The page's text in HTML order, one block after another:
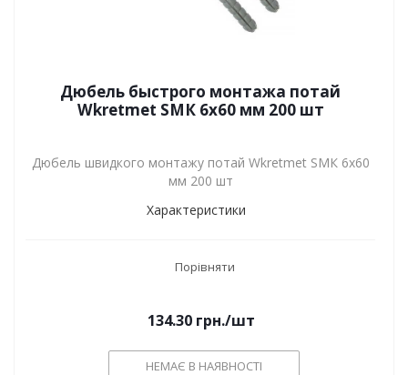
Дюбель быстрого монтажа потай
Wkretmet SMК 6х60 мм 200 шт
Дюбель швидкого монтажу потай Wkretmet SMК 6х60
мм 200 шт
Характеристики
Порівняти
134.30грн./шт
НЕМАЄ В НАЯВНОСТІ